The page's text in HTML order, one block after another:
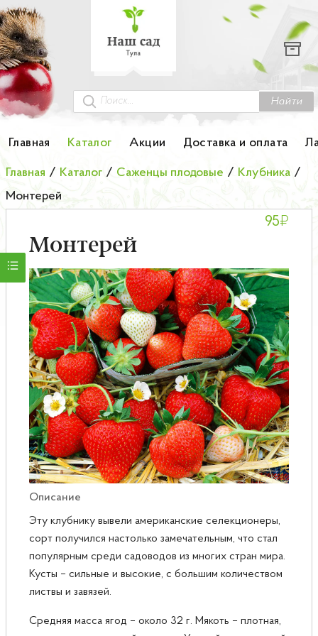
Найти
Главная Каталог Акции Доставка и оплата
Каталог
Гортензии
Грунты
Колоновидные деревья
Лук-севок
Малина
Мини-деревья
НОВИНКА Английские и Японские розы
Саженцы плодовые
Сирень
Главная / Каталог / Саженцы плодовые / Клубника /
Монтерей
Монтерей
95₽
Описание
Эту клубнику вывели американские селекционеры,
сорт получился настолько замечательным, что стал
популярным среди садоводов из многих стран мира.
Кусты – сильные и высокие, с большим количеством
листвы и завязей.
Средняя масса ягод – около 32 г. Мякоть – плотная,